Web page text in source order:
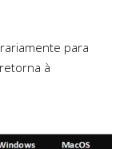
para
à